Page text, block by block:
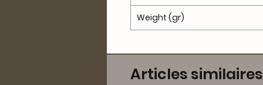
Weight (gr)
Articles similaires